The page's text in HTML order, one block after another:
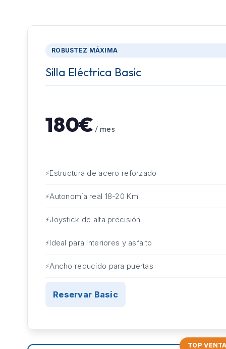
ROBUSTEZ MÁXIMA
Silla Eléctrica Basic
180€ / mes
Estructura de acero reforzado
Autonomía real 18-20 Km
Joystick de alta precisión
Ideal para interiores y asfalto
Ancho reducido para puertas
Reservar Basic
TOP